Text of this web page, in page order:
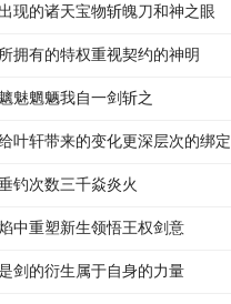
现的诸天宝物斩魄刀和神之眼
拥有的特权重视契约的神明
魅魍魉我自一剑斩之
叶轩带来的变化更深层次的绑定
钓次数三千焱炎火
中重塑新生领悟王权剑意
剑的衍生属于自身的力量